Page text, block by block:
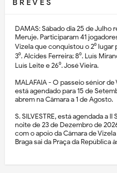
B R E V E S
DAMAS: Sábado dia 25 de
Meruje. Participaram 41
Vizela que conquistou o 2⁰ lugar
3⁰. Alcides Ferreira; 8⁰. Luís
Luís Leite e 26⁰. José Vieira.
MALAFAIA - O passeio sénior
está agendado para 15 de
abrem na Câmara a 1 de Agosto.
S. SILVESTRE, está agendada a
noite de 23 de Dezembro de
com o apoio da Câmara de
Braga sai da Praça da República